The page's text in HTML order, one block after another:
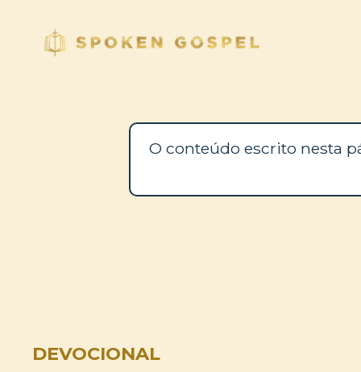
O conteúdo escrito nesta
DEVOCIONAL